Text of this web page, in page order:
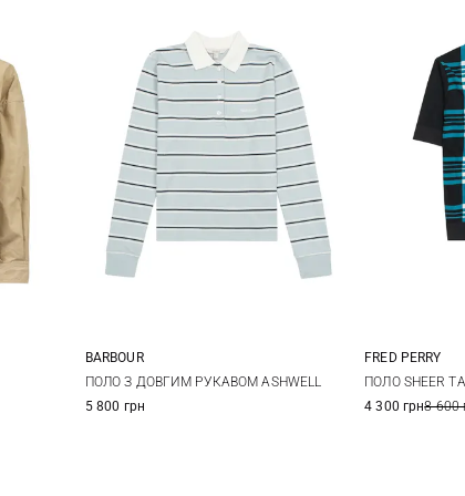
8 10 12 14
BARBOUR
ПОЛО З ДОВГИМ РУКАВОМ ASHWELL
5 800 грн
8
FRED PERRY
ПОЛО SHEER
4 300 грн8 600